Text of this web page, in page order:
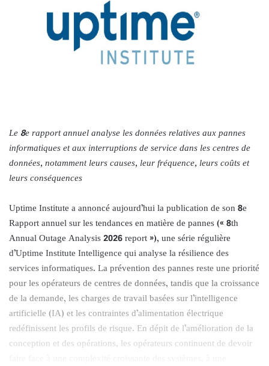
Le 8e rapport annuel analyse les données relatives aux pannes
informatiques et aux interruptions de service dans les centres de
données, notamment leurs causes, leur fréquence, leurs coûts et
leurs conséquences
Uptime Institute a annoncé aujourd’hui la publication de son 8e
Rapport annuel sur les tendances en matière de pannes (« 8th
Annual Outage Analysis 2026 report »), une série régulière
d’Uptime Institute Intelligence qui analyse la résilience des
services informatiques. La prévention des pannes reste une priorité
pour les opérateurs de centres de données, tandis que la croissance
de la demande, les charges de travail basées sur l’intelligence
artificielle (IA) et les contraintes d’alimentation électrique
redéfinissent les profils de risque. En dépit de l’amélioration de la
conception et des opérations, les opérateurs continuent de devoir